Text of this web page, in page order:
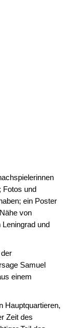
Fotos und
ein Poster
von
und
Samuel
einem
Hauptquartieren,
Zeit des